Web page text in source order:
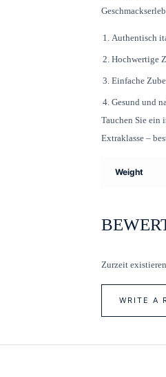
Authentisch
Hochwertige
Einfache
Gesund und
Tauchen Sie ein
Extraklasse –
Weight
Zurzeit
WRITE A